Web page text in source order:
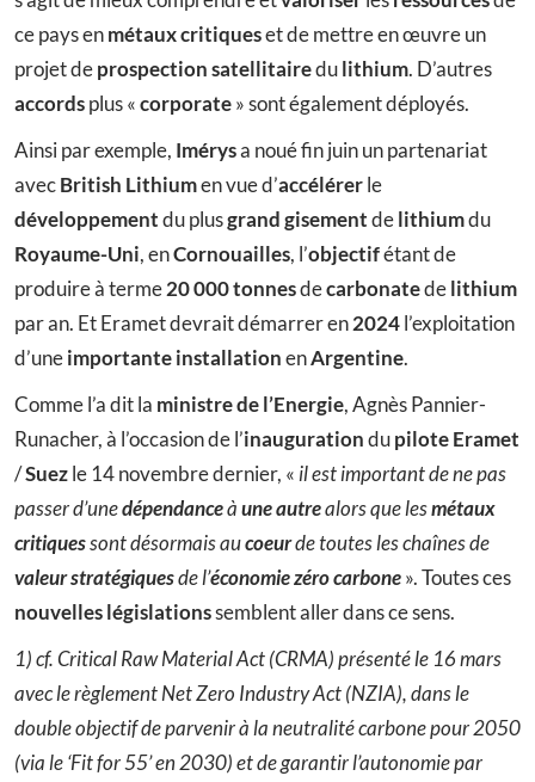
ce pays enmétaux critiqueset de mettre en œuvre un
projet deprospectionsatellitairedulithium. D’autres
accordsplus «corporate» sont également déployés.
Ainsi par exemple, Imérysa noué fin juin un partenariat
avecBritish Lithiumen vue d’accélérerle
développementdu plusgrand gisementdelithiumdu
Royaume-Uni, enCornouailles, l’objectifétant de
produire à terme20 000 tonnesdecarbonatedelithium
par an. Et Eramet devrait démarrer en2024l’exploitation
d’uneimportante installationenArgentine.
Comme l’a dit la ministre de l’Energie, Agnès Pannier-
Runacher, à l’occasion de l’inaugurationdupilote Eramet
/Suezle 14 novembre dernier, « il est important de ne pas
passer d’unedépendanceàune autrealors que lesmétaux
critiquessont désormais aucoeurde toutes les chaînes de
valeur stratégiquesde l’économie zéro carbone». Toutes ces
nouvelles législationssemblent aller dans ce sens.
1) cf. Critical Raw Material Act (CRMA) présenté le 16 mars
avec le règlement Net Zero Industry Act (NZIA), dans le
double objectif de parvenir à la neutralité carbone pour 2050
(via le ‘Fit for 55’ en 2030) et de garantir l’autonomie par